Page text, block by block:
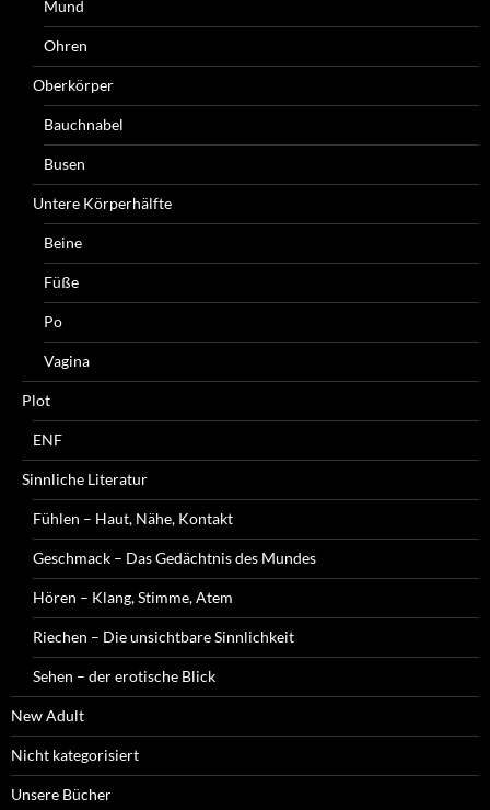
Mund
Ohren
Oberkörper
Bauchnabel
Busen
Untere Körperhälfte
Beine
Füße
Po
Vagina
Plot
ENF
Sinnliche Literatur
Fühlen – Haut, Nähe, Kontakt
Geschmack – Das Gedächtnis des Mundes
Hören – Klang, Stimme, Atem
Riechen – Die unsichtbare Sinnlichkeit
Sehen – der erotische Blick
New Adult
Nicht kategorisiert
Unsere Bücher